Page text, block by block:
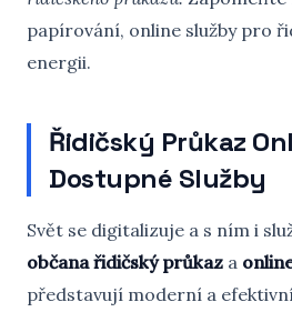
papírování, online služby pro
energii.
Řidičský Průkaz
Dostupné Služby
Svět se digitalizuje a s ním i
občana řidičský průkaz a
představují moderní a